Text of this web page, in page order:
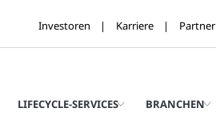
Investoren Karriere Partner
LIFECYCLE-SERVICES BRANCHEN